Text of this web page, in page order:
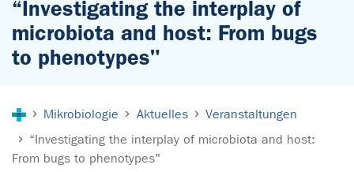
“Investigating the interplay of
microbiota and host: From bugs
to phenotypes"
Mikrobiologie Aktuelles
Veranstaltungen
“Investigating the interplay of microbiota and host:
From bugs to phenotypes"